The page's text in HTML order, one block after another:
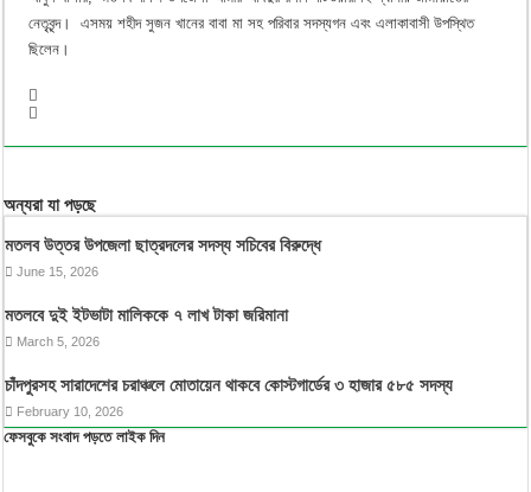
নেতৃবৃন্দ। এসময় শহীদ সুজন খানের বাবা মা সহ পরিবার সদস্যগন এবং এলাকাবাসী উপস্থিত
ছিলেন।
অন্যরা যা পড়ছে
মতলব উত্তর উপজেলা ছাত্রদলের সদস্য সচিবের বিরুদ্ধে
June 15, 2026
মতলবে দুই ইটভাটা মালিককে ৭ লাখ টাকা জরিমানা
March 5, 2026
চাঁদপুরসহ সারাদেশের চরাঞ্চলে মোতায়েন থাকবে কোস্টগার্ডের ৩ হাজার ৫৮৫ সদস্য
February 10, 2026
ফেসবুকে সংবাদ পড়তে লাইক দিন